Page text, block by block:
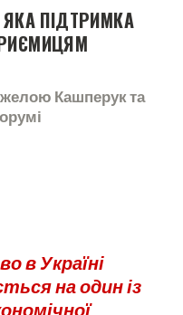
ПІДТРИМКА
Кашперук та
в Україні
на один із